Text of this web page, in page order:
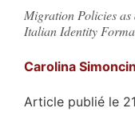
Migration Policies
Italian Identity
Carolina
Article publié le